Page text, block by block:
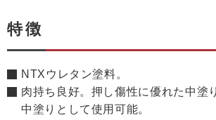
特徴
NTXウレタン塗料。
肉持ち良好。押し傷性に優れた中塗
中塗りとして使用可能。